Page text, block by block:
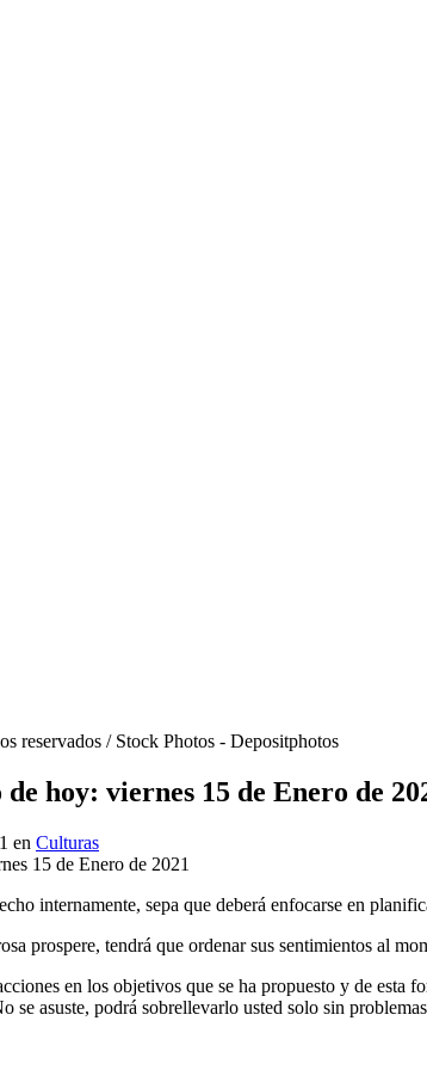
reservados / Stock Photos - Depositphotos
hoy: viernes 15 de Enero de
en Culturas
internamente, sepa que deberá enfocarse en
prospere, tendrá que ordenar sus sentimientos al
en los objetivos que se ha propuesto y de esta
asuste, podrá sobrellevarlo usted solo sin